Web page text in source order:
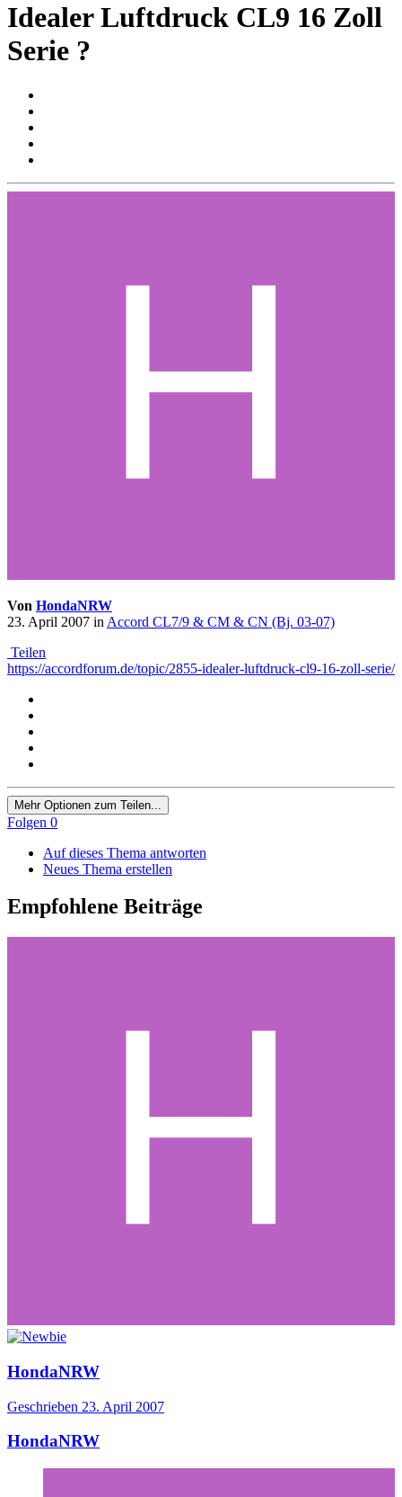
Idealer Luftdruck CL9 16 Zoll
Serie ?
Von HondaNRW
23. April 2007 in Accord CL7/9 & CM & CN (Bj. 03-07)
Teilen
https://accordforum.de/topic/2855-idealer-luftdruck-cl9-16-zoll-serie/
Mehr Optionen zum Teilen...
Folgen 0
Auf dieses Thema antworten
Neues Thema erstellen
Empfohlene Beiträge
HondaNRW
Geschrieben 23. April 2007
HondaNRW